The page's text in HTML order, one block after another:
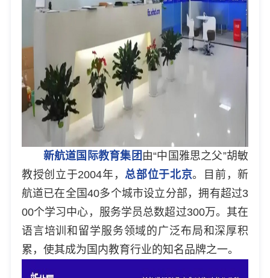
新航道国际教育集团 由“中国雅思之父”胡敏
教授创立于2004年， 总部位于北京。目前，新
航道已在全国40多个城市设立分部，拥有超过3
00个学习中心，服务学员总数超过300万。其在
语言培训和留学服务领域的广泛布局和深厚积
累，使其成为国内教育行业的知名品牌之一。